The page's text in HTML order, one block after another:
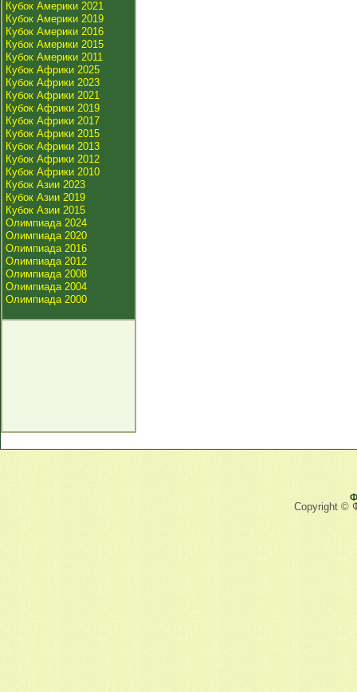
Кубок Америки 2021
Кубок Америки 2019
Кубок Америки 2016
Кубок Америки 2015
Кубок Америки 2011
Кубок Африки 2025
Кубок Африки 2023
Кубок Африки 2021
Кубок Африки 2019
Кубок Африки 2017
Кубок Африки 2015
Кубок Африки 2013
Кубок Африки 2012
Кубок Африки 2010
Кубок Азии 2023
Кубок Азии 2019
Кубок Азии 2015
Олимпиада 2024
Олимпиада 2020
Олимпиада 2016
Олимпиада 2012
Олимпиада 2008
Олимпиада 2004
Олимпиада 2000
Copyright ©